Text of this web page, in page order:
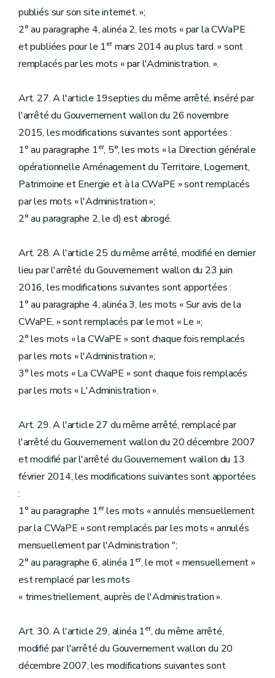
publiés sur son site internet. »;
2° au paragraphe 4, alinéa 2, les mots « par la CWaPE
et publiées pour le 1ermars 2014 au plus tard. » sont
remplacés par les mots « par l'Administration. ».
Art. 27. A l'article 19septies du même arrêté, inséré par
l'arrêté du Gouvernement wallon du 26 novembre
2015, les modifications suivantes sont apportées :
1° au paragraphe 1er, 5°, les mots « la Direction générale
opérationnelle Aménagement du Territoire, Logement,
Patrimoine et Energie et à la CWaPE » sont remplacés
par les mots « l'Administration »;
2° au paragraphe 2, le d) est abrogé.
Art. 28. A l'article 25 du même arrêté, modifié en dernier
lieu par l'arrêté du Gouvernement wallon du 23 juin
2016, les modifications suivantes sont apportées :
1° au paragraphe 4, alinéa 3, les mots « Sur avis de la
CWaPE, » sont remplacés par le mot « Le »;
2° les mots « la CWaPE » sont chaque fois remplacés
par les mots « l'Administration »;
3° les mots « La CWaPE » sont chaque fois remplacés
par les mots « L'Administration ».
Art. 29. A l'article 27 du même arrêté, remplacé par
l'arrêté du Gouvernement wallon du 20 décembre 2007
et modifié par l'arrêté du Gouvernement wallon du 13
février 2014, les modifications suivantes sont apportées
:
1° au paragraphe 1erles mots « annulés mensuellement
par la CWaPE » sont remplacés par les mots « annulés
mensuellement par l'Administration ";
2° au paragraphe 6, alinéa 1er, le mot « mensuellement »
est remplacé par les mots
« trimestriellement, auprès de l'Administration ».
Art. 30. A l'article 29, alinéa 1er, du même arrêté,
modifié par l'arrêté du Gouvernement wallon du 20
décembre 2007, les modifications suivantes sont